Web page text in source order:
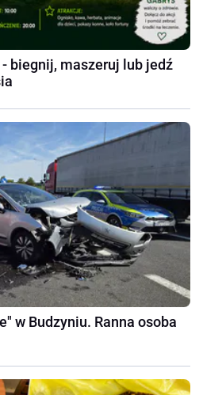
biegnij, maszeruj lub jedź
w Budzyniu. Ranna osoba